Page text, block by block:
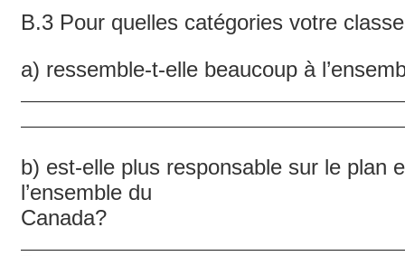
B.3 Pour quelles catégories votre
a) ressemble-t-elle beaucoup à
b) est-elle plus responsable sur le plan
l’ensemble du
Canada?